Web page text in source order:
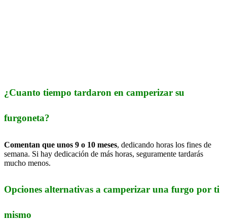
¿Cuanto tiempo tardaron en camperizar su
furgoneta?
Comentan que unos 9 o 10 meses, dedicando horas los fines de
semana. Si hay dedicación de más horas, seguramente tardarás
mucho menos.
Opciones alternativas a camperizar una furgo por ti
mismo